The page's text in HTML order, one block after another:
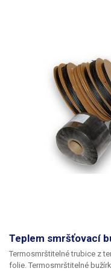
Teplem smršťovací
Termosmrštitelné trubice z
folie. Termosmrštitelné